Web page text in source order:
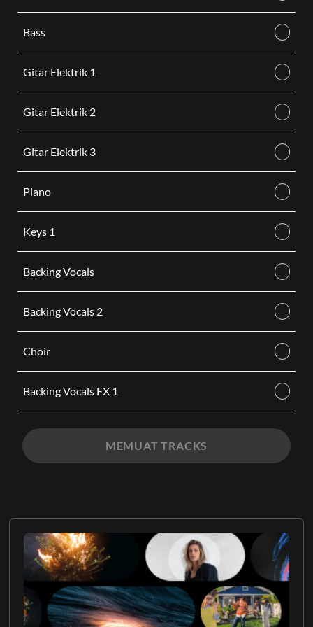
Bass
Gitar Elektrik 1
Gitar Elektrik 2
Gitar Elektrik 3
Piano
Keys 1
Backing Vocals
Backing Vocals 2
Choir
Backing Vocals FX 1
MEMUAT TRACKS